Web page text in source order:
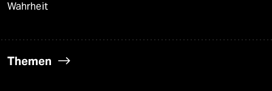
Wahrheit
Themen